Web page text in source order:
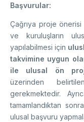
Başvurular:
Çağrıya proje
ve kuruluşların
yapılabilmesi için
takvimine uygun
ile ulusal ön
üzerinden
gerekmektedir.
tamamlandıktan
ulusal başvuru